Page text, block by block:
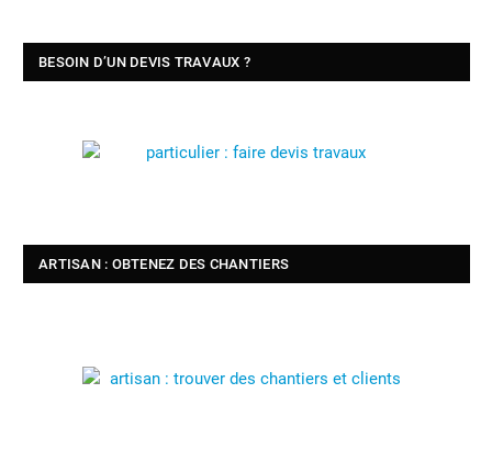
BESOIN D’UN DEVIS TRAVAUX ?
ARTISAN : OBTENEZ DES CHANTIERS